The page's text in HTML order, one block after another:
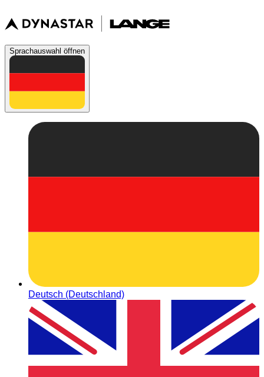
Sprachauswahl öffnen
Deutsch (Deutschland)